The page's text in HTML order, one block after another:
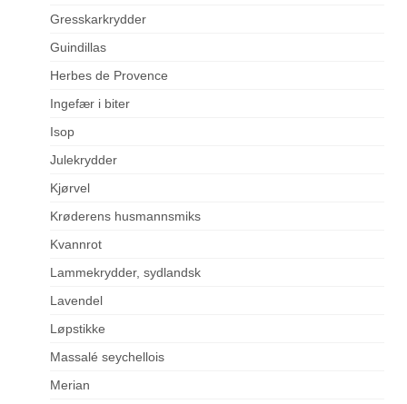
Gresskarkrydder
Guindillas
Herbes de Provence
Ingefær i biter
Isop
Julekrydder
Kjørvel
Krøderens husmannsmiks
Kvannrot
Lammekrydder, sydlandsk
Lavendel
Løpstikke
Massalé seychellois
Merian